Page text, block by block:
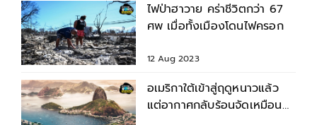
ไฟป่าฮาวาย คร่าชีวิตกว่า 67
ศพ เมื่อทั้งเมืองโดนไฟครอก
12 Aug 2023
อเมริกาใต้เข้าสู่ฤดูหนาวแล้ว
แต่อากาศกลับร้อนจัดเหมือน